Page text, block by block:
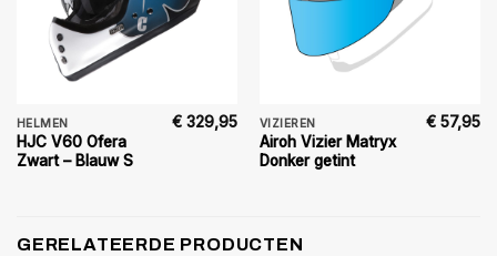
HELMEN
HJC V60 Ofera
Zwart – Blauw S
€ 329,95 VIZIEREN
Airoh Vizier Matryx
Donker getint
€ 57,95
GERELATEERDE PRODUCTEN